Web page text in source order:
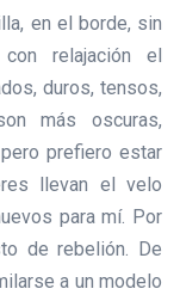
en el borde, sin
relajación el
duros, tensos,
más oscuras,
prefiero estar
llevan el velo
para mí. Por
de rebelión. De
a un modelo